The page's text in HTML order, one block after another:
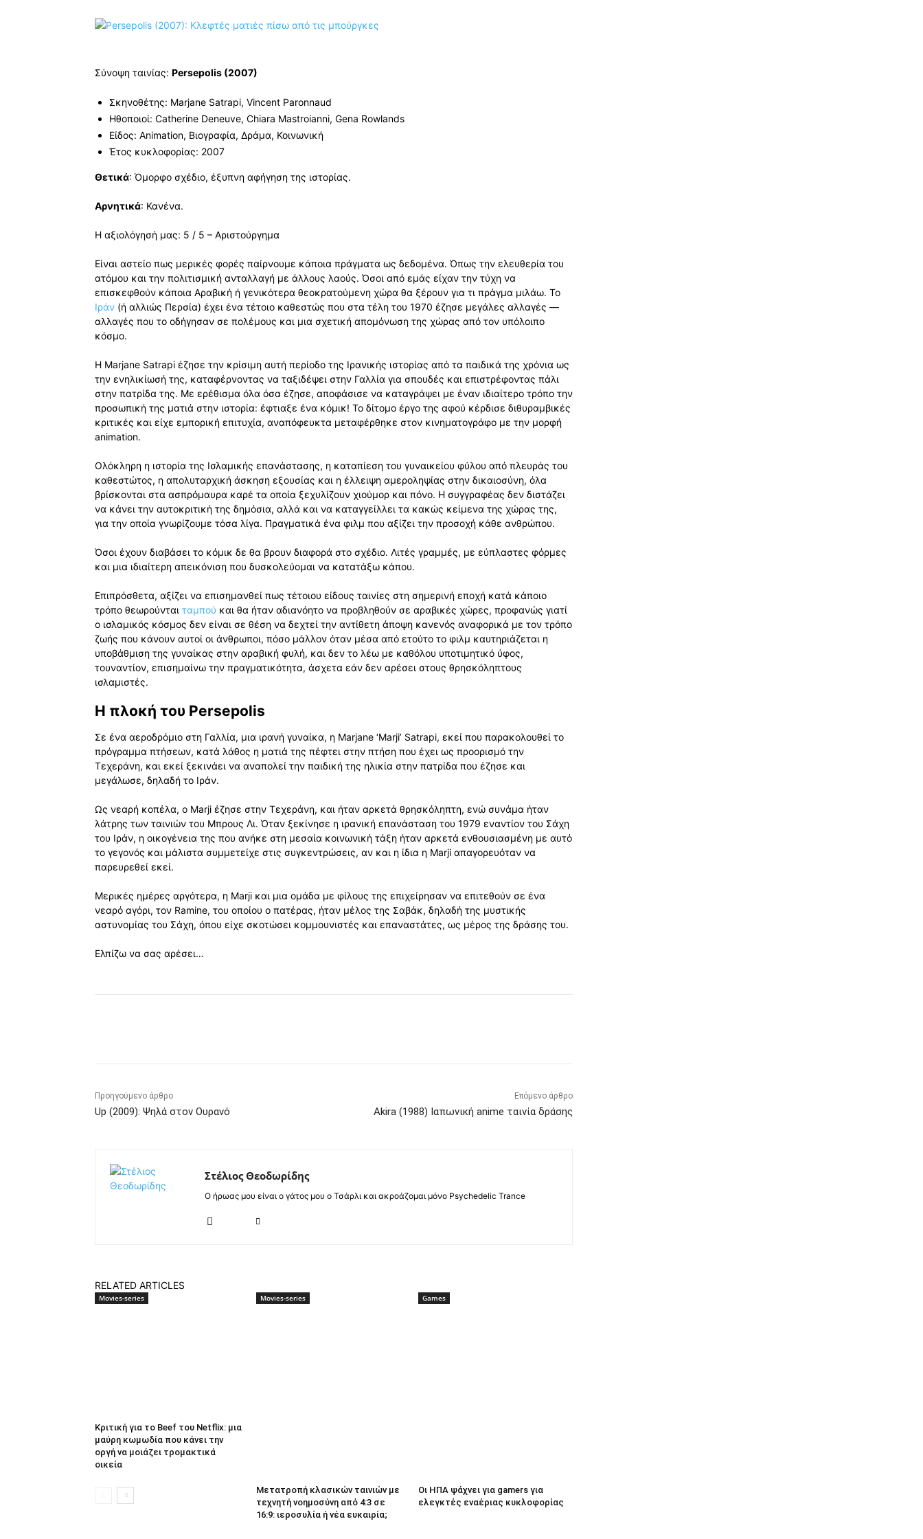
Σύνοψη ταινίας: Persepolis (2007)
Σκηνοθέτης: Marjane Satrapi, Vincent Paronnaud
Ηθοποιοί: Catherine Deneuve, Chiara Mastroianni, Gena Rowlands
Είδος: Animation, Βιογραφία, Δράμα, Κοινωνική
Έτος κυκλοφορίας: 2007
Θετικά: Όμορφο σχέδιο, έξυπνη αφήγηση της ιστορίας.
Αρνητικά: Κανένα.
Η αξιολόγησή μας: 5 / 5 – Αριστούργημα
Είναι αστείο πως μερικές φορές παίρνουμε κάποια πράγματα ως δεδομένα. Όπως την ελευθερία του
ατόμου και την πολιτισμική ανταλλαγή με άλλους λαούς. Όσοι από εμάς είχαν την τύχη να
επισκεφθούν κάποια Aραβική ή γενικότερα θεοκρατούμενη χώρα θα ξέρουν για τι πράγμα μιλάω. Το
Ιράν (ή αλλιώς Περσία) έχει ένα τέτοιο καθεστώς που στα τέλη του 1970 έζησε μεγάλες αλλαγές —
αλλαγές που το οδήγησαν σε πολέμους και μια σχετική απομόνωση της χώρας από τον υπόλοιπο
κόσμο.
Η Marjane Satrapi έζησε την κρίσιμη αυτή περίοδο της Ιρανικής ιστορίας από τα παιδικά της χρόνια ως
την ενηλικίωσή της, καταφέρνοντας να ταξιδέψει στην Γαλλία για σπουδές και επιστρέφοντας πάλι
στην πατρίδα της. Με ερέθισμα όλα όσα έζησε, αποφάσισε να καταγράψει με έναν ιδιαίτερο τρόπο την
προσωπική της ματιά στην ιστορία: έφτιαξε ένα κόμικ! Το δίτομο έργο της αφού κέρδισε διθυραμβικές
κριτικές και είχε εμπορική επιτυχία, αναπόφευκτα μεταφέρθηκε στον κινηματογράφο με την μορφή
animation.
Ολόκληρη η ιστορία της Ισλαμικής επανάστασης, η καταπίεση του γυναικείου φύλου από πλευράς του
καθεστώτος, η απολυταρχική άσκηση εξουσίας και η έλλειψη αμεροληψίας στην δικαιοσύνη, όλα
βρίσκονται στα ασπρόμαυρα καρέ τα οποία ξεχυλίζουν χιούμορ και πόνο. Η συγγραφέας δεν διστάζει
να κάνει την αυτοκριτική της δημόσια, αλλά και να καταγγείλλει τα κακώς κείμενα της χώρας της,
για την οποία γνωρίζουμε τόσα λίγα. Πραγματικά ένα φιλμ που αξίζει την προσοχή κάθε ανθρώπου.
Όσοι έχουν διαβάσει το κόμικ δε θα βρουν διαφορά στο σχέδιο. Λιτές γραμμές, με εύπλαστες φόρμες
και μια ιδιαίτερη απεικόνιση που δυσκολεύομαι να κατατάξω κάπου.
Επιπρόσθετα, αξίζει να επισημανθεί πως τέτοιου είδους ταινίες στη σημερινή εποχή κατά κάποιο
τρόπο θεωρούνται ταμπού και θα ήταν αδιανόητο να προβληθούν σε αραβικές χώρες, προφανώς γιατί
ο ισλαμικός κόσμος δεν είναι σε θέση να δεχτεί την αντίθετη άποψη κανενός αναφορικά με τον τρόπο
ζωής που κάνουν αυτοί οι άνθρωποι, πόσο μάλλον όταν μέσα από ετούτο το φιλμ καυτηριάζεται η
υποβάθμιση της γυναίκας στην αραβική φυλή, και δεν το λέω με καθόλου υποτιμητικό ύφος,
τουναντίον, επισημαίνω την πραγματικότητα, άσχετα εάν δεν αρέσει στους θρησκόληπτους
ισλαμιστές.
Η πλοκή του Persepolis
Σε ένα αεροδρόμιο στη Γαλλία, μια ιρανή γυναίκα, η Marjane ‘Marji’ Satrapi, εκεί που παρακολουθεί το
πρόγραμμα πτήσεων, κατά λάθος η ματιά της πέφτει στην πτήση που έχει ως προορισμό την
Τεχεράνη, και εκεί ξεκινάει να αναπολεί την παιδική της ηλικία στην πατρίδα που έζησε και
μεγάλωσε, δηλαδή το Ιράν.
Ως νεαρή κοπέλα, ο Marji έζησε στην Τεχεράνη, και ήταν αρκετά θρησκόληπτη, ενώ συνάμα ήταν
λάτρης των ταινιών του Μπρους Λι. Όταν ξεκίνησε η ιρανική επανάσταση του 1979 εναντίον του Σάχη
του Ιράν, η οικογένεια της που ανήκε στη μεσαία κοινωνική τάξη ήταν αρκετά ενθουσιασμένη με αυτό
το γεγονός και μάλιστα συμμετείχε στις συγκεντρώσεις, αν και η ίδια η Marji απαγορευόταν να
παρευρεθεί εκεί.
Μερικές ημέρες αργότερα, η Marji και μια ομάδα με φίλους της επιχείρησαν να επιτεθούν σε ένα
νεαρό αγόρι, τον Ramine, του οποίου ο πατέρας, ήταν μέλος της Σαβάκ, δηλαδή της μυστικής
αστυνομίας του Σάχη, όπου είχε σκοτώσει κομμουνιστές και επαναστάτες, ως μέρος της δράσης του.
Ελπίζω να σας αρέσει…
Προηγούμενο άρθρο
Up (2009): Ψηλά στον Ουρανό
Επόμενο άρθρο
Akira (1988) Ιαπωνική anime ταινία δράσης
Στέλιος Θεοδωρίδης
Ο ήρωας μου είναι ο γάτος μου ο Τσάρλι και ακροάζομαι μόνο Psychedelic Trance
RELATED ARTICLES
Movies-series
Κριτική για το Beef του Netflix: μια
μαύρη κωμωδία που κάνει την
οργή να μοιάζει τρομακτικά
οικεία
Movies-series
Μετατροπή κλασικών ταινιών με
τεχνητή νοημοσύνη από 4:3 σε
16:9: ιεροσυλία ή νέα ευκαιρία;
Games
Οι ΗΠΑ ψάχνει για gamers για
ελεγκτές εναέριας κυκλοφορίας